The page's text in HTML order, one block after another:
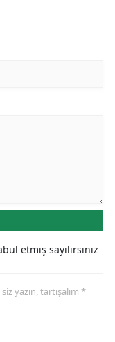
Şanlıurfa
etmiş sayılırsınız
yazın, tartışalım *